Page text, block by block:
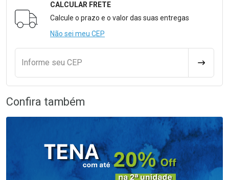
Formulário para Calcular o Frete
CALCULAR FRETE
Calcule o prazo e o valor das suas entregas
Não sei meu CEP
Informe seu CEP
Confira também